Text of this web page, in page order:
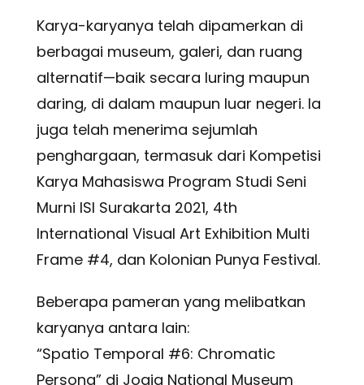
Karya-karyanya telah dipamerkan di
berbagai museum, galeri, dan ruang
alternatif—baik secara luring maupun
daring, di dalam maupun luar negeri. Ia
juga telah menerima sejumlah
penghargaan, termasuk dari Kompetisi
Karya Mahasiswa Program Studi Seni
Murni ISI Surakarta 2021, 4th
International Visual Art Exhibition Multi
Frame #4, dan Kolonian Punya Festival.
Beberapa pameran yang melibatkan
karyanya antara lain:
“Spatio Temporal #6: Chromatic
Persona” di Jogja National Museum